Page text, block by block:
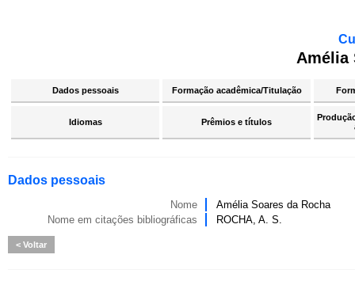
Amélia
Dados pessoais Formação acadêmica/Titulação
Idiomas Prêmios e títulos
Dados pessoais
Nome
Amélia Soares da Rocha
Nome em citações bibliográficas
ROCHA, A. S.
Voltar